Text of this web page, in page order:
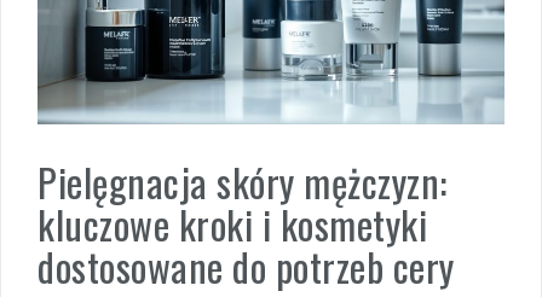
Pielęgnacja skóry mężczyzn:
kluczowe kroki i kosmetyki
dostosowane do potrzeb cery